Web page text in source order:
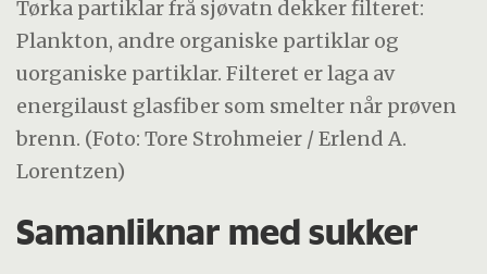
Tørka partiklar frå sjøvatn dekker filteret:
Plankton, andre organiske partiklar og
uorganiske partiklar. Filteret er laga av
energilaust glasfiber som smelter når prøven
brenn. (Foto: Tore Strohmeier / Erlend A.
Lorentzen)
Samanliknar med sukker